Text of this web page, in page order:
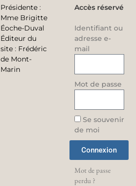
Présidente :
Mme Brigitte
Éoche-Duval
Éditeur du
site : Frédéric
de Mont-
Marin
Accès réservé
Identifiant ou
adresse e-
mail
Mot de passe
Se souvenir
de moi
Connexion
Mot de passe
perdu ?